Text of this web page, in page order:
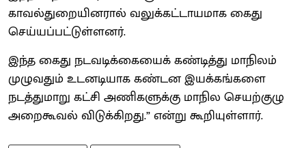
காவல்துறையினரால் வலுக்கட்டாயமாக கைது
செய்யப்பட்டுள்ளனர்.
இந்த கைது நடவடிக்கையைக் கண்டித்து மாநிலம்
முழுவதும் உடனடியாக கண்டன இயக்கங்களை
நடத்துமாறு கட்சி அணிகளுக்கு மாநில செயற்குழு
அறைகூவல் விடுக்கிறது.” என்று கூறியுள்ளார்.